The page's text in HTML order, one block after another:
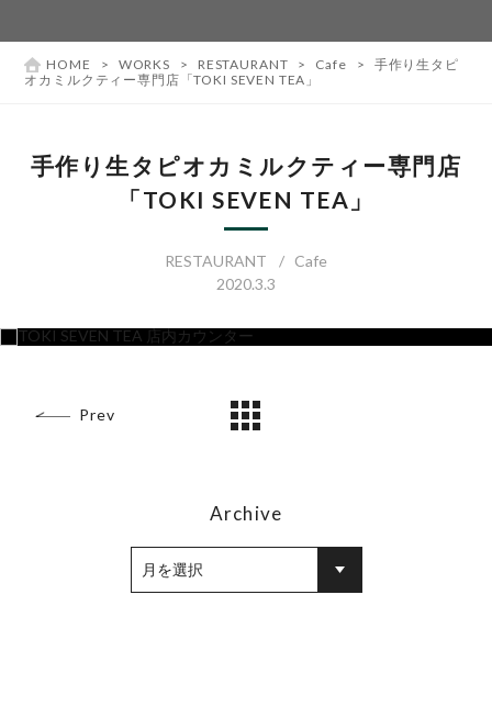
HOME > WORKS > RESTAURANT > Cafe >
手作り生タピ
オカミルクティー専門店「TOKI SEVEN TEA」
手作り生タピオカミルクティー専門店
「TOKI SEVEN TEA」
RESTAURANT
Cafe
2020.3.3
Prev
Archive
月を選択